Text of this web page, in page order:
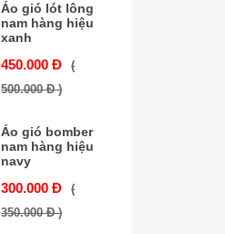
Áo gió lót lông
nam hàng hiệu
xanh
450.000 Đ
(
500.000 Đ )
Áo gió bomber
nam hàng hiệu
navy
300.000 Đ
(
350.000 Đ )